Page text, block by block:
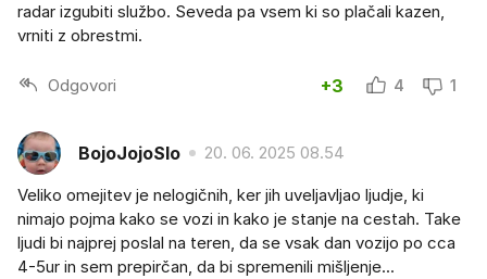
radar izgubiti službo. Seveda pa vsem ki so plačali kazen,
vrniti z obrestmi.
Odgovori +3 4 1
BojoJojoSlo 20. 06. 2025 08.54
Veliko omejitev je nelogičnih, ker jih uveljavljao ljudje, ki
nimajo pojma kako se vozi in kako je stanje na cestah. Take
ljudi bi najprej poslal na teren, da se vsak dan vozijo po cca
4-5ur in sem prepirčan, da bi spremenili mišljenje...